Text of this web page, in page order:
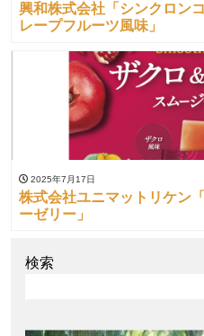
興和株式会社「シンクロン
レープフルーツ風味」
2025年7月17日
株式会社ユニマットリケン
ーゼリー」
検索